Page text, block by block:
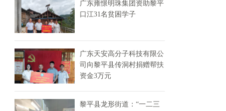
广东雍憬明珠集团资助黎平
口江31名贫困学子
广东天安高分子科技有限公
司向黎平县传洞村捐赠帮扶
资金3万元
黎平县龙形街道：“一二三